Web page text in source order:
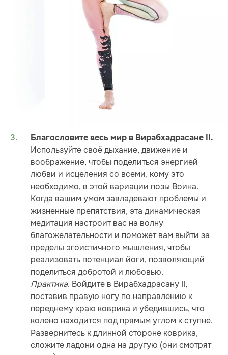
Благословите весь мир в Вирабхадрасане II.
Используйте своё дыхание, движение и
воображение, чтобы поделиться энергией
любви и исцеления со всеми, кому это
необходимо, в этой вариации позы Воина.
Когда вашим умом завладевают проблемы и
жизненные препятствия, эта динамическая
медитация настроит вас на волну
благожелательности и поможет вам выйти за
пределы эгоистичного мышления, чтобы
реализовать потенциал йоги, позволяющий
поделиться добротой и любовью.
Практика. Войдите в Вирабхадрасану II,
поставив правую ногу по направлению к
переднему краю коврика и убедившись, что
колено находится под прямым углом к ступне.
Развернитесь к длинной стороне коврика,
сложите ладони одна на другую (они смотрят